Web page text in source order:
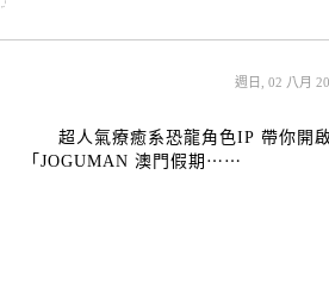
週日, 02 八月
超人氣療癒系恐龍角色IP 帶你開
「JOGUMAN 澳門假期⋯⋯